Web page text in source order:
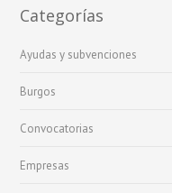
Categorías
Ayudas y subvenciones
Burgos
Convocatorias
Empresas